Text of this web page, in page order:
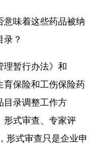
味着这些药品被纳
？
暂行办法》和
育保险和工伤保险药
目录调整工作方
形式审查、专家评
形式审查只是企业申